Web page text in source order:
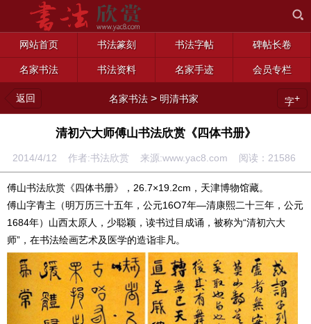
网站首页 书法篆刻 书法字帖 碑帖长卷
名家书法 书法资料 名家手迹 会员专栏
返回 名家书法 > 明清书家 字+
清初六大师傅山书法欣赏《四体书册》
2014/4/12 作者:书法欣赏 来源:www.yac8.com 阅读： 21586
傅山书法欣赏《四体书册》，26.7×19.2cm，天津博物馆藏。
傅山字青主（明万历三十五年，公元16O7年—清康熙二十三年，公元
1684年）山西太原人，少聪颖，读书过目成诵，被称为“清初六大
师”，在书法绘画艺术及医学的造诣非凡。